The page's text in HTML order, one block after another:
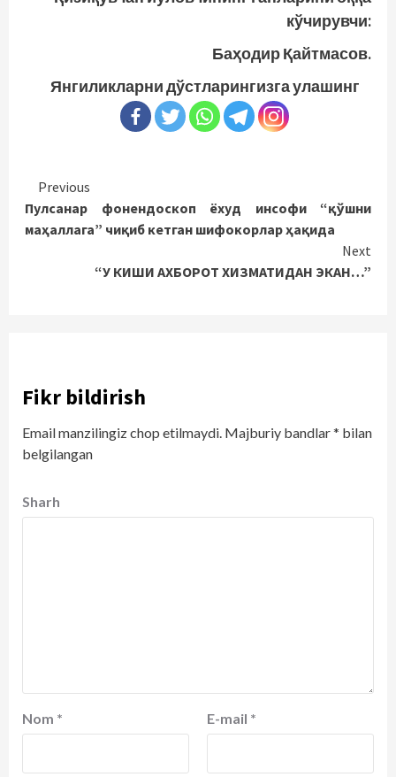
кўчирувчи:
Баҳодир Қайтмасов.
Янгиликларни дўстларингизга улашинг
Continue
Reading
Previous
Пулсанар фонендоскоп ёхуд инсофи “қўшни
маҳаллага” чиқиб кетган шифокорлар ҳақида
Next
“У КИШИ АХБОРОТ ХИЗМАТИДАН ЭКАН…”
Fikr bildirish
Email manzilingiz chop etilmaydi. Majburiy bandlar* bilan
belgilangan
Sharh
Nom * E-mail *